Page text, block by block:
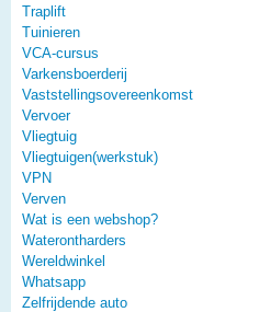
Traplift
Tuinieren
VCA-cursus
Varkensboerderij
Vaststellingsovereenkomst
Vervoer
Vliegtuig
Vliegtuigen(werkstuk)
VPN
Verven
Wat is een webshop?
Waterontharders
Wereldwinkel
Whatsapp
Zelfrijdende auto